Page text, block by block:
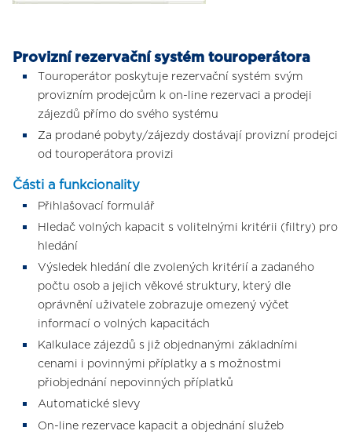
Provizní rezervační systém touroperátora
Touroperátor poskytuje rezervační systém svým
provizním prodejcům k on-line rezervaci a prodeji
zájezdů přímo do svého systému
Za prodané pobyty/zájezdy dostávají provizní prodejci
od touroperátora provizi
Části a funkcionality
Přihlašovací formulář
Hledač volných kapacit s volitelnými kritérii (filtry) pro
hledání
Výsledek hledání dle zvolených kritérií a zadaného
počtu osob a jejich věkové struktury, který dle
oprávnění uživatele zobrazuje omezený výčet
informací o volných kapacitách
Kalkulace zájezdů s již objednanými základními
cenami i povinnými příplatky a s možnostmi
přiobjednání nepovinných příplatků
Automatické slevy
On-line rezervace kapacit a objednání služeb